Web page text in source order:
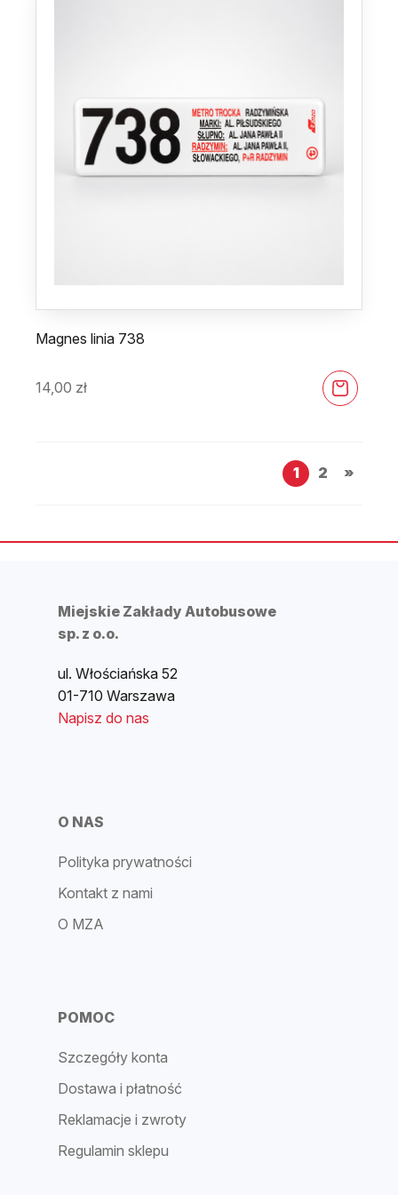
Magnes linia 738
14,00 zł
1 2 »
Miejskie Zakłady Autobusowe
sp. z o.o.
ul. Włościańska 52
01-710 Warszawa
Napisz do nas
O NAS
Polityka prywatności
Kontakt z nami
O MZA
POMOC
Szczegóły konta
Dostawa i płatność
Reklamacje i zwroty
Regulamin sklepu